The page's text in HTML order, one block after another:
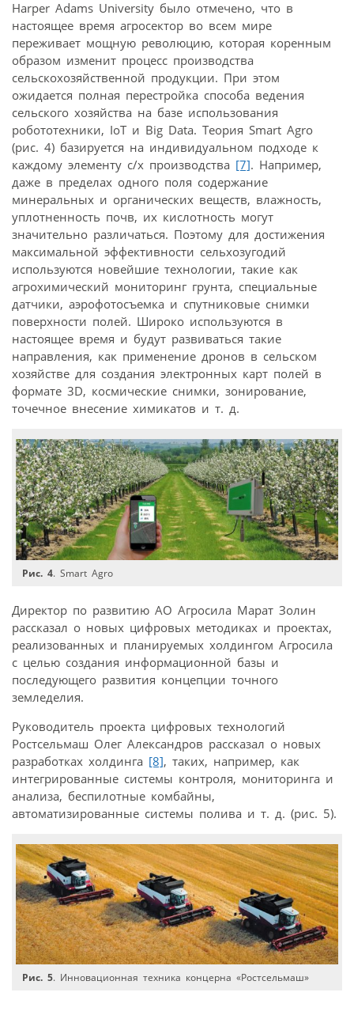
Harper Adams University было отмечено, что в
настоящее время агросектор во всем мире
переживает мощную революцию, которая коренным
образом изменит процесс производства
сельскохозяйственной продукции. При этом
ожидается полная перестройка способа ведения
сельского хозяйства на базе использования
робототехники, IoT и Big Data. Теория Smart Agro
(рис. 4) базируется на индивидуальном подходе к
каждому элементу с/х производства [7]. Например,
даже в пределах одного поля содержание
минеральных и органических веществ, влажность,
уплотненность почв, их кислотность могут
значительно различаться. Поэтому для достижения
максимальной эффективности сельхозугодий
используются новейшие технологии, такие как
агрохимический мониторинг грунта, специальные
датчики, аэрофотосъемка и спутниковые снимки
поверхности полей. Широко используются в
настоящее время и будут развиваться такие
направления, как применение дронов в сельском
хозяйстве для создания электронных карт полей в
формате 3D, космические снимки, зонирование,
точечное внесение химикатов и т. д.
Рис. 4. Smart Agro
Директор по развитию АО Агросила Марат Золин
рассказал о новых цифровых методиках и проектах,
реализованных и планируемых холдингом Агросила
с целью создания информационной базы и
последующего развития концепции точного
земледелия.
Руководитель проекта цифровых технологий
Ростсельмаш Олег Александров рассказал о новых
разработках холдинга [8], таких, например, как
интегрированные системы контроля, мониторинга и
анализа, беспилотные комбайны,
автоматизированные системы полива и т. д. (рис. 5).
Рис. 5. Инновационная техника концерна «Ростсельмаш»